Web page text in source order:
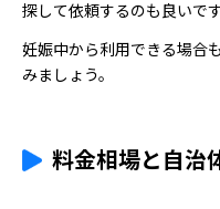
探して依頼するのも良いです
妊娠中から利用できる場合
みましょう。
料金相場と自治